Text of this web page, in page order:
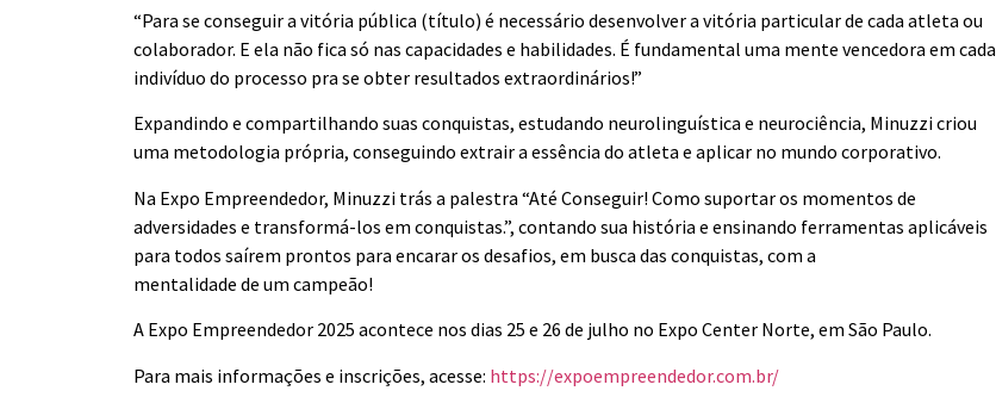
“Para se conseguir a vitória pública (título) é necessário desenvolver a vitória particular de cada atleta ou
colaborador. E ela não fica só nas capacidades e habilidades. É fundamental uma mente vencedora em cada
indivíduo do processo pra se obter resultados extraordinários!”
Expandindo e compartilhando suas conquistas, estudando neurolinguística e neurociência, Minuzzi criou
uma metodologia própria, conseguindo extrair a essência do atleta e aplicar no mundo corporativo.
Na Expo Empreendedor, Minuzzi trás a palestra “Até Conseguir! Como suportar os momentos de
adversidades e transformá-los em conquistas.”, contando sua história e ensinando ferramentas aplicáveis
para todos saírem prontos para encarar os desafios, em busca das conquistas, com a
mentalidade de um campeão!
A Expo Empreendedor 2025 acontece nos dias 25 e 26 de julho no Expo Center Norte, em São Paulo.
Para mais informações e inscrições, acesse: https://expoempreendedor.com.br/